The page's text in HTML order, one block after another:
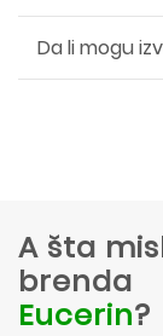
Da li mogu
A šta
brenda
Eucerin?